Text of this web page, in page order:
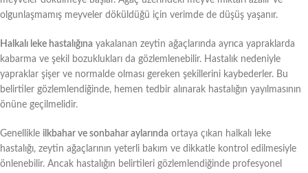
olgunlaşmamış meyveler döküldüğü için verimde de düşüş yaşanır.
Halkalı leke hastalığına yakalanan zeytin ağaçlarında ayrıca yapraklarda
kabarma ve şekil bozuklukları da gözlemlenebilir. Hastalık nedeniyle
yapraklar şişer ve normalde olması gereken şekillerini kaybederler. Bu
belirtiler gözlemlendiğinde, hemen tedbir alınarak hastalığın yayılmasının
önüne geçilmelidir.
Genellikle ilkbahar ve sonbahar aylarında ortaya çıkan halkalı leke
hastalığı, zeytin ağaçlarının yeterli bakım ve dikkatle kontrol edilmesiyle
önlenebilir. Ancak hastalığın belirtileri gözlemlendiğinde profesyonel